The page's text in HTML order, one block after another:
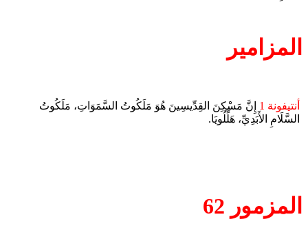
المزامير
أنتيفونة 1
إِنَّ مَسْكِنَ القِدِّيسِينَ هُوَ مَلَكُوتُ السَّمَوَاتِ، مَلَكُوتُ
السَّلَامِ الأَبَدِيِّ، هَلِّلُويَا.
المزمور 62